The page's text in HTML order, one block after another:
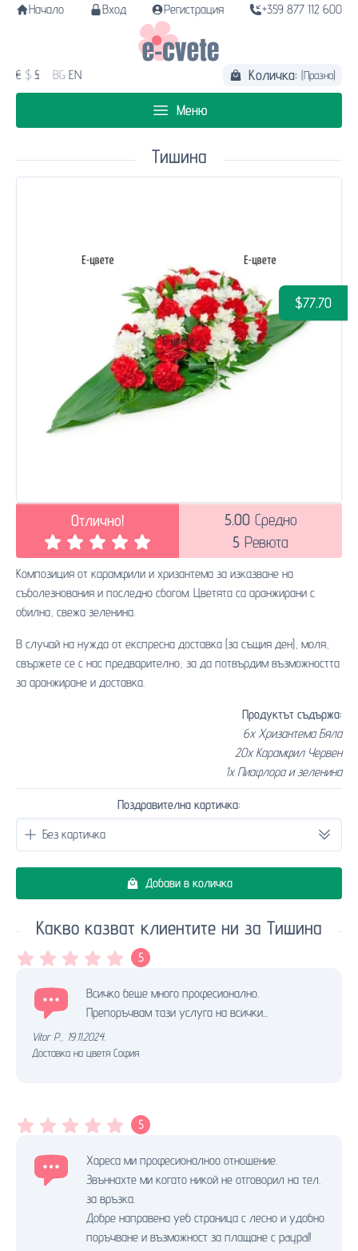
Начало Вход Регистрация +359 877 112 600
€ $ £ BG EN Количка: (Празна)
Меню
Тишина
$77.70
Отлично! 5.00Средно
5 Ревюта
Композиция от карамфили и хризантема за изказване на
съболезнования и последно сбогом. Цветята са аранжирани с
обилна, свежа зеленина.
В случай на нужда от експресна доставка (за същия ден), моля,
свържете се с нас предварително, за да потвърдим възможността
за аранжиране и доставка.
Продуктът съдържа:
6x Хризантема Бяла
20x Карамфил Червен
1x Пиафлора и зеленина
Поздравителна картичка:
Добави в количка
Какво казват клиентите ни за Тишина
5
Всичко беше много професионално.
Препоръчвам тази услуга на всички...
Vitor P.
19.11.2024.
Доставка на цветя София
5
Хареса ми професионалноо отношение.
Звъннахте ми когато никой не отговорил на тел.
за връзка.
Добре направена уеб страница с лесно и удобно
поръчване и възможност за плащане с paypal!